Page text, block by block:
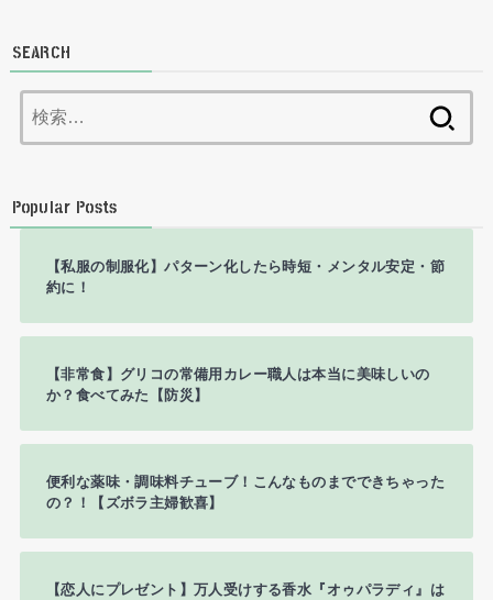
SEARCH
索:
Popular Posts
【私服の制服化】パターン化したら時短・メンタル安定・節
約に！
【非常食】グリコの常備用カレー職人は本当に美味しいの
か？食べてみた【防災】
便利な薬味・調味料チューブ！こんなものまでできちゃった
の？！【ズボラ主婦歓喜】
【恋人にプレゼント】万人受けする香水『オゥパラディ』は